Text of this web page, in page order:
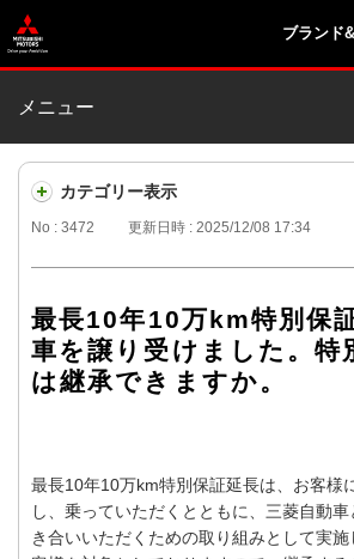
ブランド
メニュー
カテゴリー表示
No : 3472 更新日時 : 2025/12/08 17:34
最長10年10万km特別保
車を譲り受けました。特
は継承できますか。
最長10年10万km特別保証延長は、お客様
し、乗っていただくとともに、三菱自動
き合いいただくための取り組みとして実